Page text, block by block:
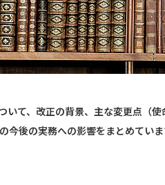
いて、改正の背景、主な変更点（
後の実務への影響をまとめていま